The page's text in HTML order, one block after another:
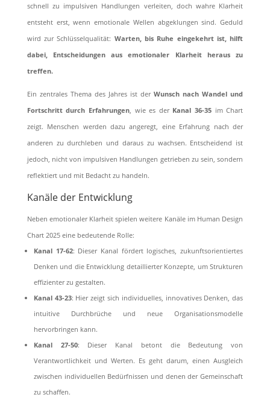
schnell zu impulsiven Handlungen verleiten, doch wahre Klarheit
entsteht erst, wenn emotionale Wellen abgeklungen sind. Geduld
wird zur Schlüsselqualität: Warten, bis Ruhe eingekehrt ist, hilft
dabei, Entscheidungen aus emotionaler Klarheit heraus zu
treffen.
Ein zentrales Thema des Jahres ist derWunsch nach Wandel und
Fortschritt durch Erfahrungen , wie es der Kanal 36-35 im Chart
zeigt. Menschen werden dazu angeregt, eine Erfahrung nach der
anderen zu durchleben und daraus zu wachsen. Entscheidend ist
jedoch, nicht von impulsiven Handlungen getrieben zu sein, sondern
reflektiert und mit Bedacht zu handeln.
Kanäle der Entwicklung
Neben emotionaler Klarheit spielen weitere Kanäle im Human Design
Chart 2025 eine bedeutende Rolle:
Kanal 17-62: Dieser Kanal fördert logisches, zukunftsorientiertes
Denken und die Entwicklung detaillierter Konzepte, um Strukturen
effizienter zu gestalten.
Kanal 43-23: Hier zeigt sich individuelles, innovatives Denken, das
intuitive Durchbrüche und neue Organisationsmodelle
hervorbringen kann.
Kanal 27-50: Dieser Kanal betont die Bedeutung von
Verantwortlichkeit und Werten. Es geht darum, einen Ausgleich
zwischen individuellen Bedürfnissen und denen der Gemeinschaft
zu schaffen.